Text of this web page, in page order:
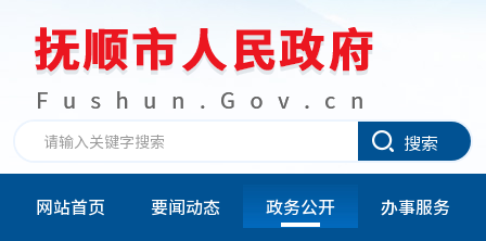
搜索
网站首页 要闻动态 政务公开
办事服务